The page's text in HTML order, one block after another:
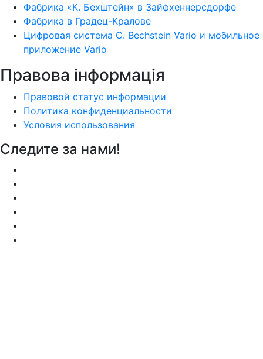
Фабрика «К. Бехштейн» в Зайфхеннерсдорфе
Фабрика в Градец-Кралове
Цифровая система C. Bechstein Vario и мобильное
приложение Vario
Правова інформація
Правовой статус информации
Политика конфиденциальности
Условия использования
Следите за нами!